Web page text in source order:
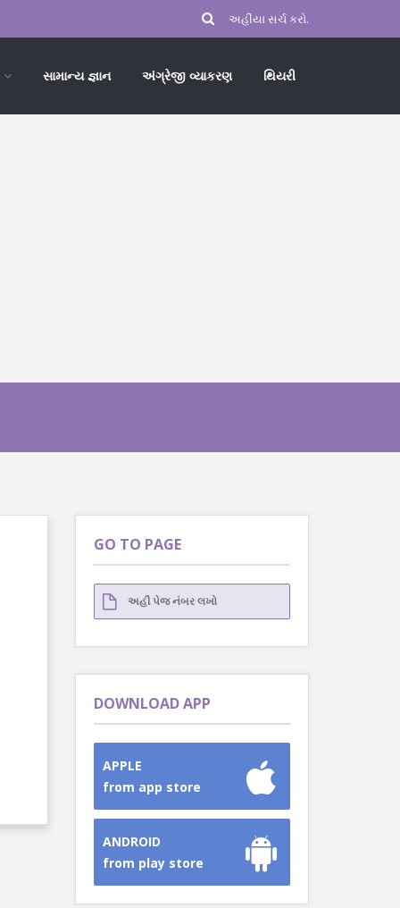
સામાન્ય જ્ઞાન અંગ્રેજી વ્યાકરણ થિયરી
GO TO PAGE
DOWNLOAD APP
APPLE
from app store
ANDROID
from play store